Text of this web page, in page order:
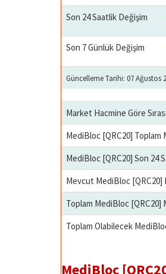
Son 24 Saatlik Değişim
Son 7 Günlük Değişim
Güncelleme Tarihi: 07 Ağustos
Market Hacmine Göre Sırası
MediBloc [QRC20] Toplam
MediBloc [QRC20] Son 24
Mevcut MediBloc [QRC20]
Toplam MediBloc [QRC20]
Toplam Olabilecek
MediBloc